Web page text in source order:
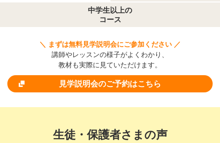
中学生以上の
コース
＼ まずは無料見学説明会にご参加ください ／
講師やレッスンの様子がよくわかり、
教材も実際に見ていただけます。
見学説明会のご予約はこちら
生徒・保護者さまの声